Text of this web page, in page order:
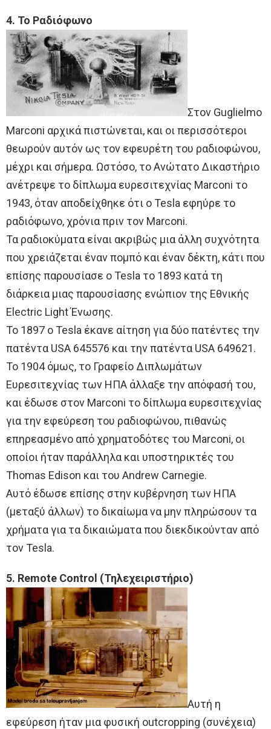
4. Το Ραδιόφωνο
Στον Guglielmo
Marconi αρχικά πιστώνεται, και οι περισσότεροι
θεωρούν αυτόν ως τον εφευρέτη του ραδιοφώνου,
μέχρι και σήμερα. Ωστόσο, το Ανώτατο Δικαστήριο
ανέτρεψε το δίπλωμα ευρεσιτεχνίας Marconi το
1943, όταν αποδείχθηκε ότι ο Tesla εφηύρε το
ραδιόφωνο, χρόνια πριν τον Marconi.
Τα ραδιοκύματα είναι ακριβώς μια άλλη συχνότητα
που χρειάζεται έναν πομπό και έναν δέκτη, κάτι που
επίσης παρουσίασε ο Tesla το 1893 κατά τη
διάρκεια μιας παρουσίασης ενώπιον της Εθνικής
Electric Light Ένωσης.
Το 1897 ο Tesla έκανε αίτηση για δύο πατέντες την
πατέντα USA 645576 και την πατέντα USA 649621.
Το 1904 όμως, το Γραφείο Διπλωμάτων
Ευρεσιτεχνίας των ΗΠΑ άλλαξε την απόφασή του,
και έδωσε στον Marconi το δίπλωμα ευρεσιτεχνίας
για την εφεύρεση του ραδιοφώνου, πιθανώς
επηρεασμένο από χρηματοδότες του Marconi, οι
οποίοι ήταν παράλληλα και υποστηρικτές του
Thomas Edison και του Andrew Carnegie.
Αυτό έδωσε επίσης στην κυβέρνηση των ΗΠΑ
(μεταξύ άλλων) το δικαίωμα να μην πληρώσουν τα
χρήματα για τα δικαιώματα που διεκδικούνταν από
τον Tesla.
5. Remote Control (Τηλεχειριστήριο)
Αυτή η
εφεύρεση ήταν μια φυσική outcropping (συνέχεια)